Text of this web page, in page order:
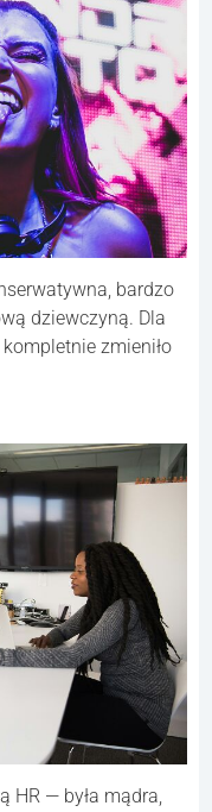
bardzo
dziewczyną. Dla
zmieniło
HR — była mądra,